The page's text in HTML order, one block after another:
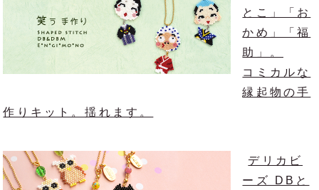
とこ」「お
かめ」「福
助」。
コミカルな
縁起物の手
作りキット。揺れます。
デリカビ
ーズ DBと